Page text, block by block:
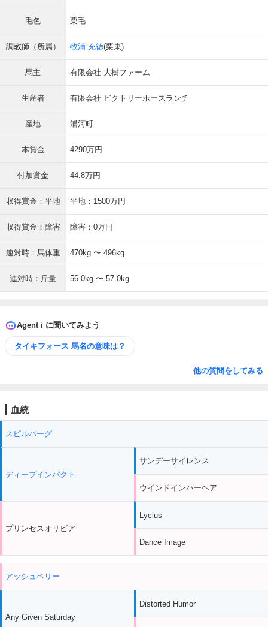
毛色 栗毛
調教師（所属） 牧浦 充徳(栗東)
馬主 有限会社 大樹ファーム
生産者 有限会社 ビクトリーホースランチ
産地 浦河町
本賞金 4290万円
付加賞金 44.8万円
収得賞金：平地 平地：1500万円
収得賞金：障害 障害：0万円
連対時：馬体重 470kg 〜 496kg
連対時：斤量 56.0kg 〜 57.0kg
Agent i に聞いてみよう
タイキフォース 馬名の意味は？
他の質問をしてみる
血統
スピルバーグ
ディープインパクト
プリンセスオリビア
サンデーサイレンス
ウインドインハーヘア
Lycius
Dance Image
アッシュベリー
Any Given Saturday
Distorted Humor